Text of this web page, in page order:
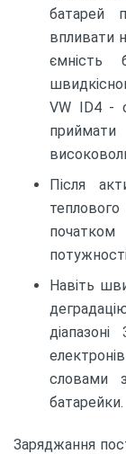
батарей
впливати
ємність
VW ID4 -
Після
Навіть
словами
батарейки.
Заряджання